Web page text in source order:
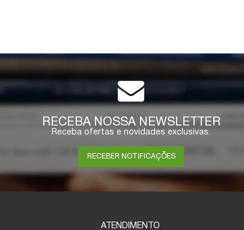
RECEBA NOSSA NEWSLETTER
Receba ofertas e novidades exclusivas.
RECEBER NOTIFICAÇÕES
ATENDIMENTO